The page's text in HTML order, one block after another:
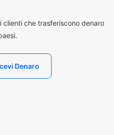
clienti che trasferiscono denaro
Denaro